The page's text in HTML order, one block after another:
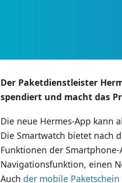
Der Paketdienstleister
spendiert und macht das
Die neue Hermes-App kann
Die Smartwatch bietet nach
Funktionen der
Navigationsfunktion, einen
Auch der mobile Paketschein